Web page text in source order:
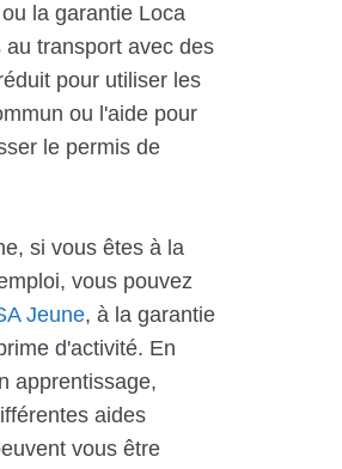
ou la garantie Loca
au transport avec des
pour utiliser les
ou l'aide pour
le permis de
si vous êtes à la
vous pouvez
Jeune, à la garantie
d'activité. En
apprentissage,
aides
vous être